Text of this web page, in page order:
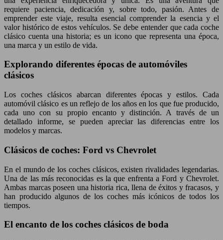
requiere paciencia, dedicación y, sobre todo, pasión. Antes de
emprender este viaje, resulta esencial comprender la esencia y el
valor histórico de estos vehículos. Se debe entender que cada coche
clásico cuenta una historia; es un icono que representa una época,
una marca y un estilo de vida.
Explorando diferentes épocas de automóviles
clásicos
Los coches clásicos abarcan diferentes épocas y estilos. Cada
automóvil clásico es un reflejo de los años en los que fue producido,
cada uno con su propio encanto y distinción. A través de un
detallado informe, se pueden apreciar las diferencias entre los
modelos y marcas.
Clásicos de coches: Ford vs Chevrolet
En el mundo de los coches clásicos, existen rivalidades legendarias.
Una de las más reconocidas es la que enfrenta a Ford y Chevrolet.
Ambas marcas poseen una historia rica, llena de éxitos y fracasos, y
han producido algunos de los coches más icónicos de todos los
tiempos.
El encanto de los coches clásicos de boda